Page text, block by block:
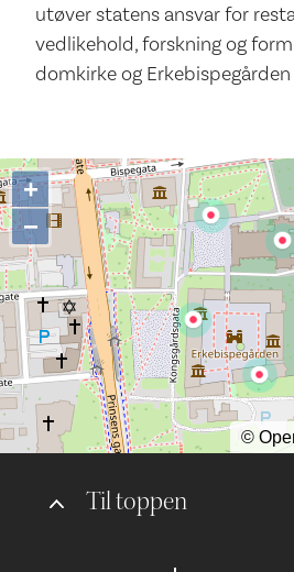
utøver statens ansvar for
vedlikehold, forskning og
domkirke og
Til toppen
+
−
©